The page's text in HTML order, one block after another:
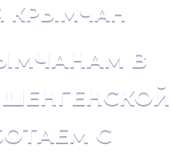
КРЫМЧАН
В
С